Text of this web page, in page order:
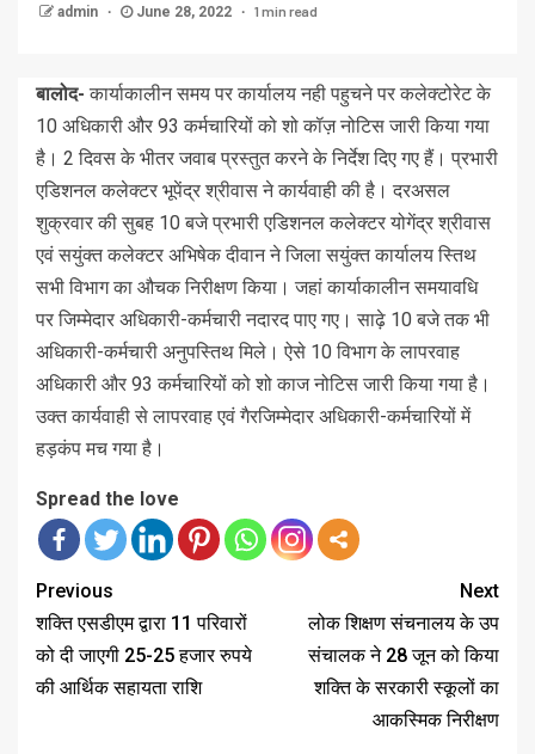
admin June 28, 2022 1 min read
बालोद- कार्याकालीन समय पर कार्यालय नही पहुचने पर कलेक्टोरेट के
10 अधिकारी और 93 कर्मचारियों को शो कॉज़ नोटिस जारी किया गया
है। 2 दिवस के भीतर जवाब प्रस्तुत करने के निर्देश दिए गए हैं। प्रभारी
एडिशनल कलेक्टर भूपेंद्र श्रीवास ने कार्यवाही की है। दरअसल
शुक्रवार की सुबह 10 बजे प्रभारी एडिशनल कलेक्टर योगेंद्र श्रीवास
एवं सयुंक्त कलेक्टर अभिषेक दीवान ने जिला सयुंक्त कार्यालय स्तिथ
सभी विभाग का औचक निरीक्षण किया। जहां कार्याकालीन समयावधि
पर जिम्मेदार अधिकारी-कर्मचारी नदारद पाए गए। साढ़े 10 बजे तक भी
अधिकारी-कर्मचारी अनुपस्तिथ मिले। ऐसे 10 विभाग के लापरवाह
अधिकारी और 93 कर्मचारियों को शो काज नोटिस जारी किया गया है।
उक्त कार्यवाही से लापरवाह एवं गैरजिम्मेदार अधिकारी-कर्मचारियों में
हड़कंप मच गया है।
Spread the love
Previous
शक्ति एसडीएम द्वारा 11 परिवारों
को दी जाएगी 25-25 हजार रुपये
की आर्थिक सहायता राशि
Next
लोक शिक्षण संचनालय के उप
संचालक ने 28 जून को किया
शक्ति के सरकारी स्कूलों का
आकस्मिक निरीक्षण